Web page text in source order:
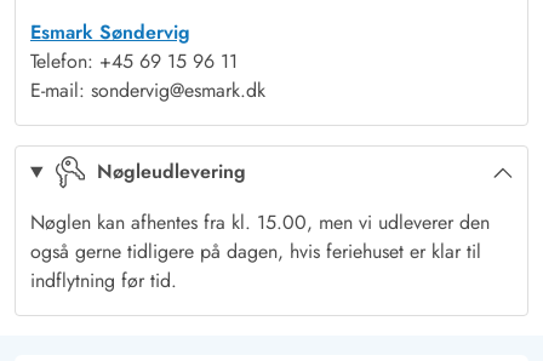
Efter en dag med udforskning og aktiviteter kan I slappe af i
sommerhusets sauna og tømmespa, som sikrer en ultimativ
afslappende oplevelse. Med to badeværelser er der rigeligt
plads til alle, så ingen skal vente på tur. Begge badeværelser
er derudover også udstyret med gulvvarme, så I skal ikke
bekymre jer om kolde tæer på morgenerne
Nyd livet på terrasserne
Sommerhuset har en indbydende lukket terrasse der vender
mod syd og vest. Her er der naturligvis en tilhørende grill og
Esmark Søndervig
Telefon: +45 69 15 96 11
E-mail: sondervig@esmark.dk
Nøgleudlevering
Nøglen kan afhentes fra kl. 15.00, men vi udleverer den
også gerne tidligere på dagen, hvis feriehuset er klar til
indflytning før tid.